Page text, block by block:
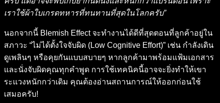
เราใช้ผ้าใบเกรดทหารที่ทนทานที่สุดในโลกครับ”
นอกจากนี้ Blemish Effect จะทำงานได้ดีที่สุดตอนที่ลูกค้าอยู่ใน
สภาวะ “ไม่ได้ตั้งใจจับผิด (Low Cognitive Effort)” เช่น กำลังเดิน
ดูเพลินๆ หรือคุยกันแบบสบายๆ หากลูกค้ามาพร้อมแฟ้มเอกสาร
และนั่งจับผิดคุณทุกคำพูด การใช้เทคนิคนี้อาจจะยิ่งทำให้เขา
ระแวงหนักกว่าเดิม คุณต้องอ่านสถานการณ์ให้ออกก่อนใช้
เสมอครับ!